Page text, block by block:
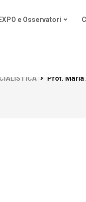
EXPO e Osservatori
Prof. Maria Amata